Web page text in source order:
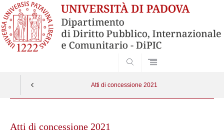
Atti di concessione 2021
contentAtti di concessione 2021